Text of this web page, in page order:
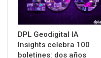
DPL Geodigital IA
Insights celebra 100
boletines: dos años